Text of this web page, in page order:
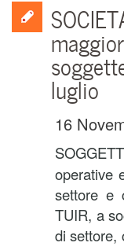
luglio
16
operative
settore e
TUIR, a
di settore,